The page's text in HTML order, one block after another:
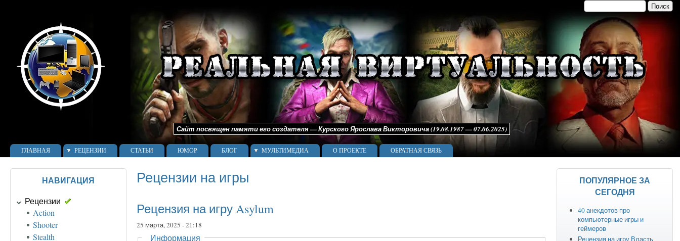
Форма поиска
Поиск
Сайт посвящен памяти его создателя — Курского Ярослава Викторовича (19.08.1987 — 07.06.2025)
ГЛАВНАЯ РЕЦЕНЗИИ СТАТЬИ ЮМОР БЛОГ МУЛЬТИМЕДИА О ПРОЕКТЕ ОБРАТНАЯ СВЯЗЬ
Рецензии на игры
Рецензия на игру Asylum
25 марта, 2025 - 21:18
Скрыть
Информация
НАВИГАЦИЯ
Рецензии
Action
Shooter
Stealth
ПОПУЛЯРНОЕ ЗА
СЕГОДНЯ
40 анекдотов про
компьютерные игры и
геймеров
Рецензия на игру Власть